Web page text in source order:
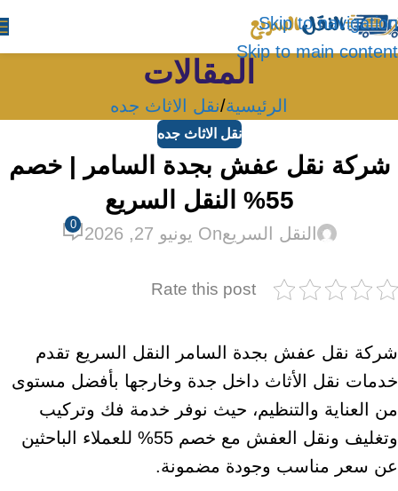
Skip to navigation
Skip to main content
المقالات
الرئيسية نقل الاثاث جده
نقل الاثاث جده
شركة نقل عفش بجدة السامر | خصم
55% النقل السريع
النقل السريعOn يونيو 27, 2026 0
Rate this post
شركة نقل عفش بجدة السامر النقل السريع تقدم
خدمات نقل الأثاث داخل جدة وخارجها بأفضل مستوى
من العناية والتنظيم، حيث نوفر خدمة فك وتركيب
وتغليف ونقل العفش مع خصم 55% للعملاء الباحثين
عن سعر مناسب وجودة مضمونة.